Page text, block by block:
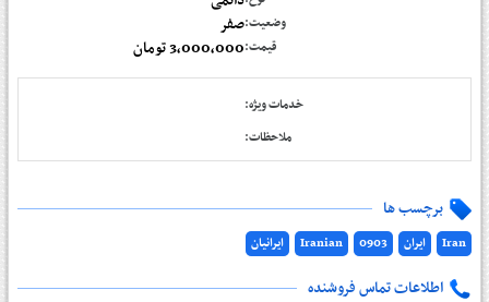
وضعیت:صفر
قیمت:3,000,000 تومان
خدمات ویژه:
ملاحظات:
برچسب ها
Iran ایران 0903
Iranian ایرانیان
اطلاعات تماس فروشنده